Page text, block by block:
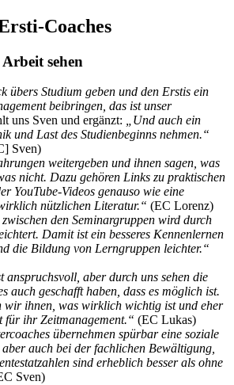
Coaches
sehen
übers Studium geben und den Erstis ein
beibringen, das ist unser
uns Sven und ergänzt: „Und auch ein
und Last des Studienbeginns nehmen.“
Sven)
weitergeben und ihnen sagen, was
nicht. Dazu gehören Links zu praktischen
YouTube-Videos genauso wie eine
nützlichen Literatur.“ (EC Lorenz)
zwischen den Seminargruppen wird durch
Damit ist ein besseres Kennenlernen
die Bildung von Lerngruppen leichter.“
anspruchsvoll, aber durch uns sehen die
auch geschafft haben, dass es möglich ist.
wir ihnen, was wirklich wichtig ist und eher
für ihr Zeitmanagement.“ (EC Lukas)
übernehmen spürbar eine soziale
auch bei der fachlichen Bewältigung,
sind erheblich besser als ohne
Sven)